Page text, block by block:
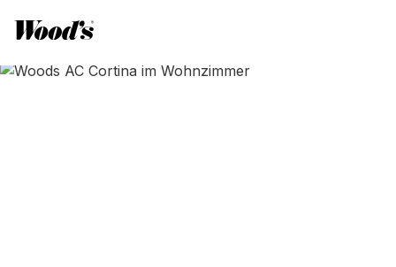
Startseite Articles KlimatisierungEnergieeinsparungen